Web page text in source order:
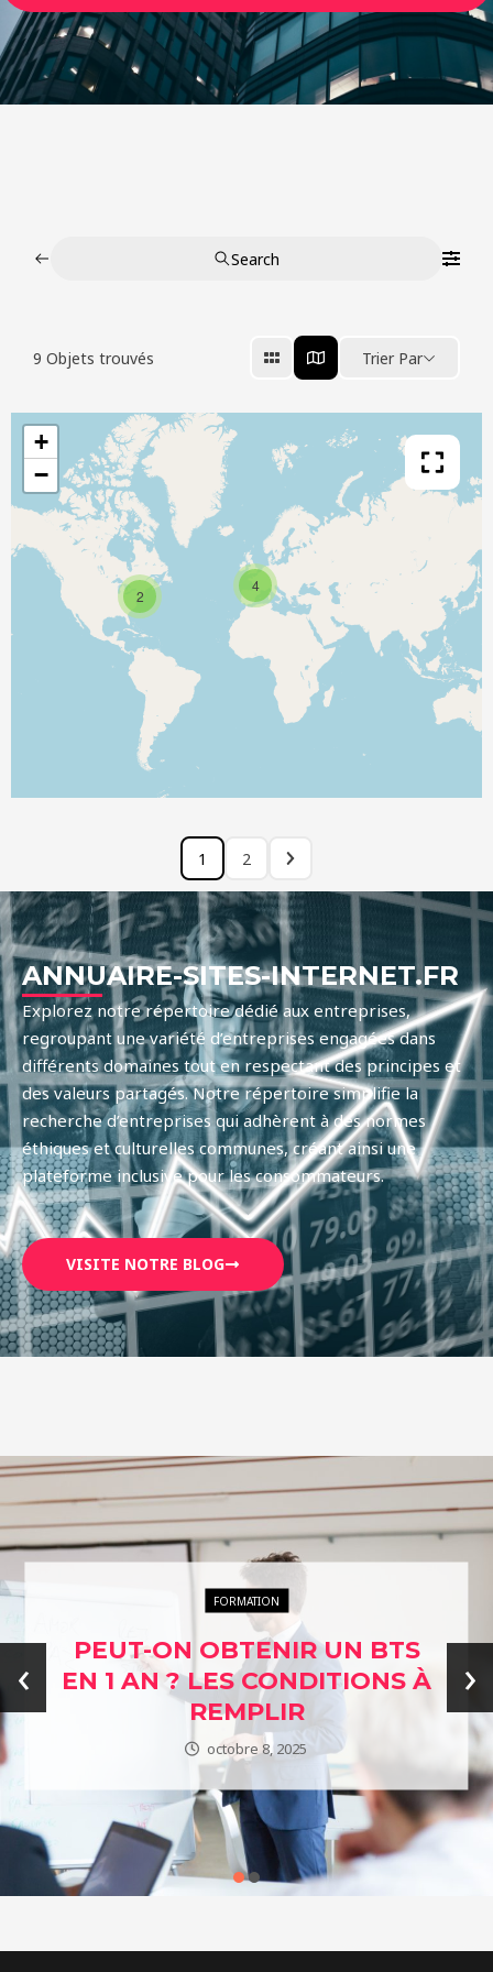
Search
9 Objets trouvés Trier Par
2
4
+
−
1 2
ANNUAIRE-SITES-INTERNET.FR
Explorez notre répertoire dédié aux entreprises,
regroupant une variété d’entreprises engagées dans
différents domaines tout en respectant des principes et
des valeurs partagés. Notre répertoire simplifie la
recherche d’entreprises qui adhèrent à des normes
éthiques et culturelles communes, créant ainsi une
plateforme inclusive pour les consommateurs.
VISITE NOTRE BLOG
ENTREPRISES ÉTHIQUES
L’ÉTHIQUE AU CŒUR DES
AFFAIRES : EXPLORER
NOTRE ANNUAIRE DES
ENTREPRISES ENGAGÉES
janvier 24, 2024
‹ ›